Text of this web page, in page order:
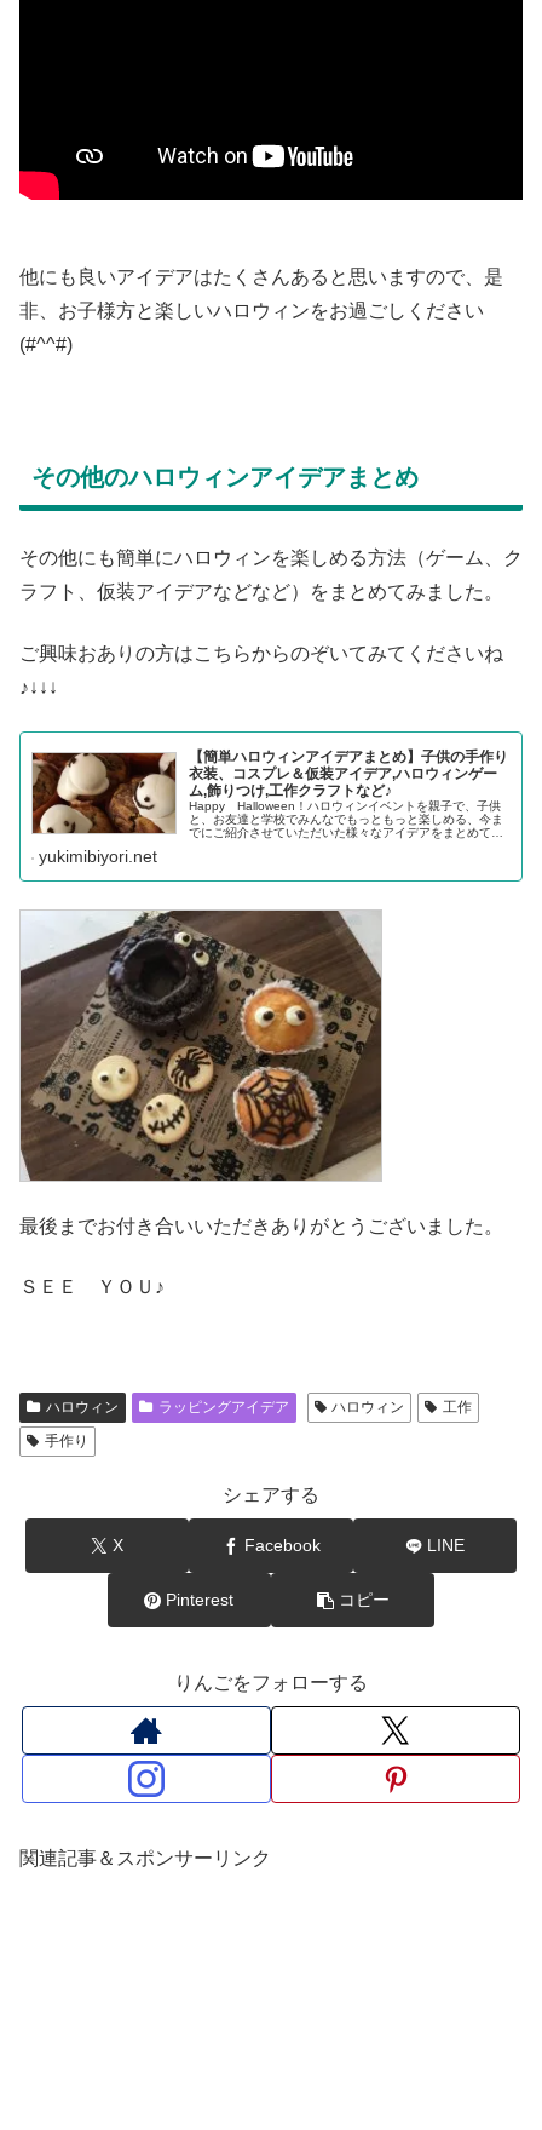
他にも良いアイデアはたくさんあると思いますので、是
非、お子様方と楽しいハロウィンをお過ごしください
(#^^#)
その他のハロウィンアイデアまとめ
その他にも簡単にハロウィンを楽しめる方法（ゲーム、ク
ラフト、仮装アイデアなどなど）をまとめてみました。
ご興味おありの方はこちらからのぞいてみてくださいね
♪↓↓↓
【簡単ハロウィンアイデアまとめ】子供の手作り
衣装、コスプレ＆仮装アイデア,ハロウィンゲー
ム,飾りつけ,工作クラフトなど♪
Happy Halloween！ハロウィンイベントを親子で、子供
と、お友達と学校でみんなでもっともっと楽しめる、今ま
でにご紹介させていただいた様々なアイデアをまとめてみ
yukimibiyori.net
最後までお付き合いいただきありがとうございました。
ＳＥＥ ＹＯＵ♪
ハロウィン ラッピングアイデア ハロウィン
工作
手作り
シェアする
X Facebook LINE
Pinterest コピー
りんごをフォローする
関連記事＆スポンサーリンク